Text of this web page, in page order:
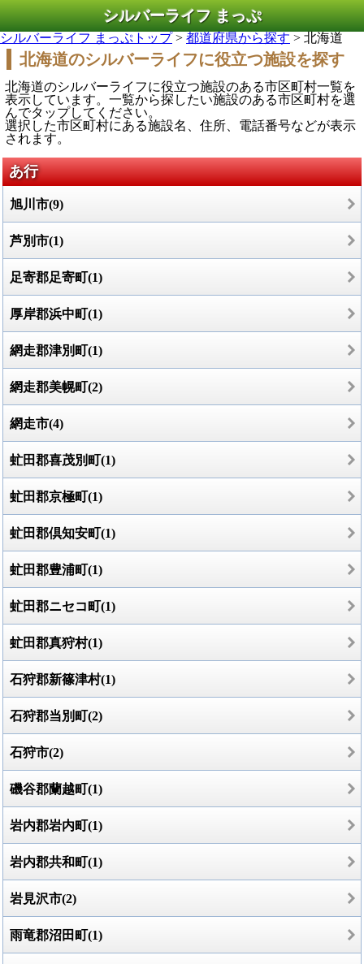
シルバーライフ まっぷ
シルバーライフ まっぷトップ> 都道府県から探す > 北海道
北海道のシルバーライフに役立つ施設を探す
北海道のシルバーライフに役立つ施設のある市区町村一覧を
表示しています。一覧から探したい施設のある市区町村を選
んでタップしてください。
選択した市区町村にある施設名、住所、電話番号などが表示
されます。
あ行
旭川市(9)
芦別市(1)
足寄郡足寄町(1)
厚岸郡浜中町(1)
網走郡津別町(1)
網走郡美幌町(2)
網走市(4)
虻田郡喜茂別町(1)
虻田郡京極町(1)
虻田郡倶知安町(1)
虻田郡豊浦町(1)
虻田郡ニセコ町(1)
虻田郡真狩村(1)
石狩郡新篠津村(1)
石狩郡当別町(2)
石狩市(2)
磯谷郡蘭越町(1)
岩内郡岩内町(1)
岩内郡共和町(1)
岩見沢市(2)
雨竜郡沼田町(1)